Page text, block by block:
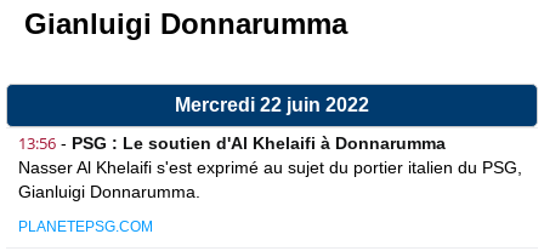
Gianluigi Donnarumma
Mercredi 22 juin 2022
13:56 - PSG : Le soutien d'Al Khelaifi à Donnarumma
Nasser Al Khelaifi s'est exprimé au sujet du portier italien du PSG,
Gianluigi Donnarumma.
PLANETEPSG.COM